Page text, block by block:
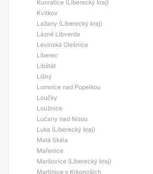
Kunratice (Liberecký kraj)
Kvítkov
Lažany (Liberecký kraj)
Lázně Libverda
Levínská Olešnice
Liberec
Libštát
Líšný
Lomnice nad Popelkou
Loučky
Loužnice
Lučany nad Nisou
Luka (Liberecký kraj)
Malá Skála
Mařenice
Maršovice (Liberecký kraj)
Martinice v Krkonoších